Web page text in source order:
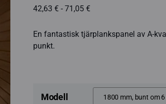
42,63 € - 71,05 €Prisintervall:
till
En fantastisk tjärplankspanel av A-
punkt.
Modell